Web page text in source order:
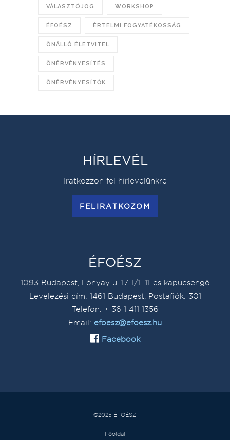
VÁLASZTÓJOG WORKSHOP
ÉFOÉSZ ÉRTELMI FOGYATÉKOSSÁG
ÖNÁLLÓ ÉLETVITEL
ÖNÉRVÉNYESÍTÉS
ÖNÉRVÉNYESÍTŐK
HÍRLEVÉL
Iratkozzon fel hírlevelünkre
FELIRATKOZOM
ÉFOÉSZ
1093 Budapest, Lónyay u. 17. I/1. 11-es kapucsengő
Levelezési cím: 1461 Budapest, Postafiók: 301
Telefon: + 36 1 411 1356
Email: efoesz@efoesz.hu
Facebook
©2025 ÉFOÉSZ
Főoldal